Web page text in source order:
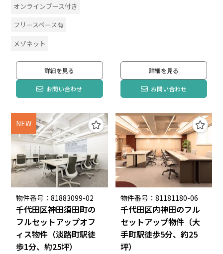
オンラインブース付き
フリースペース有
メゾネット
詳細を見る
お問い合わせ
詳細を見る
お問い合わせ
NEW
物件番号：81883099-02
千代田区神田須田町の
フルセットアップオフ
ィス物件（淡路町駅徒
歩1分、約25坪）
物件番号：81181180-06
千代田区内神田のフル
セットアップ物件（大
手町駅徒歩5分、約25
坪）